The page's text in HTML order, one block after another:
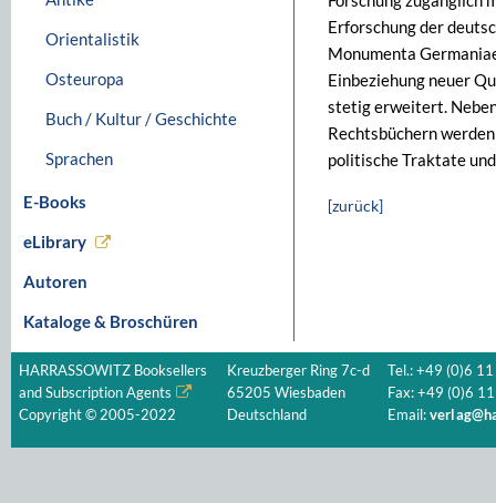
Orientalistik
Osteuropa
Buch / Kultur / Geschichte
Sprachen
E-Books
eLibrary
Autoren
Kataloge & Broschüren
Erforschung der
Monumenta
Einbeziehung neuer
stetig erweitert.
Rechtsbüchern
politische Traktate
[zurück]
HARRASSOWITZ Booksellers
and Subscription Agents
Copyright © 2005-2022
Kreuzberger Ring 7c-d
65205 Wiesbaden
Deutschland
Tel.: +49 (0)6
Fax: +49 (0)6
Email: